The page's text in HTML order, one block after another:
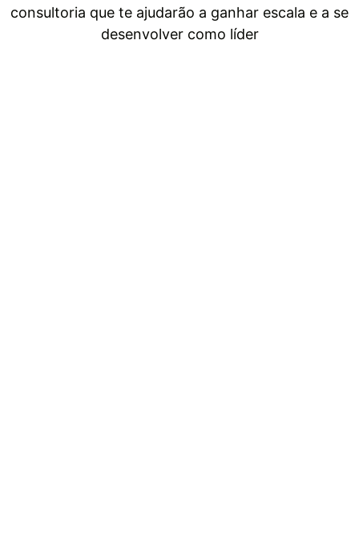
consultoria que te ajudarão a ganhar escala e a se
desenvolver como líder